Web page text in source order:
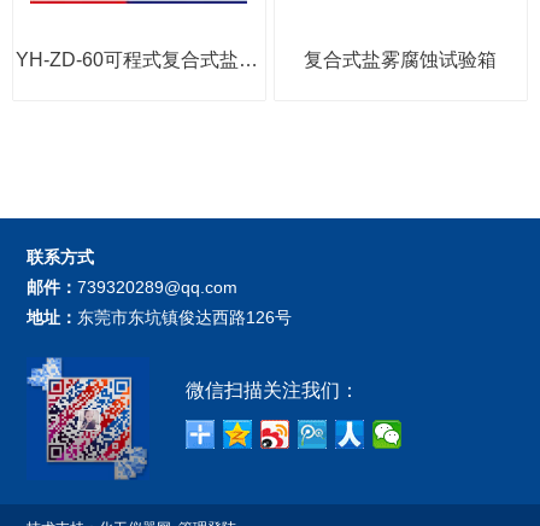
YH-ZD-60可程式复合式盐雾试验箱 复合式盐雾腐蚀试验箱
联系方式
邮件：739320289@qq.com
地址： 东莞市东坑镇俊达西路126号
微信扫描关注我们：